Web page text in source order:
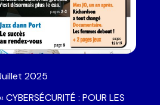
2025
: POUR LES